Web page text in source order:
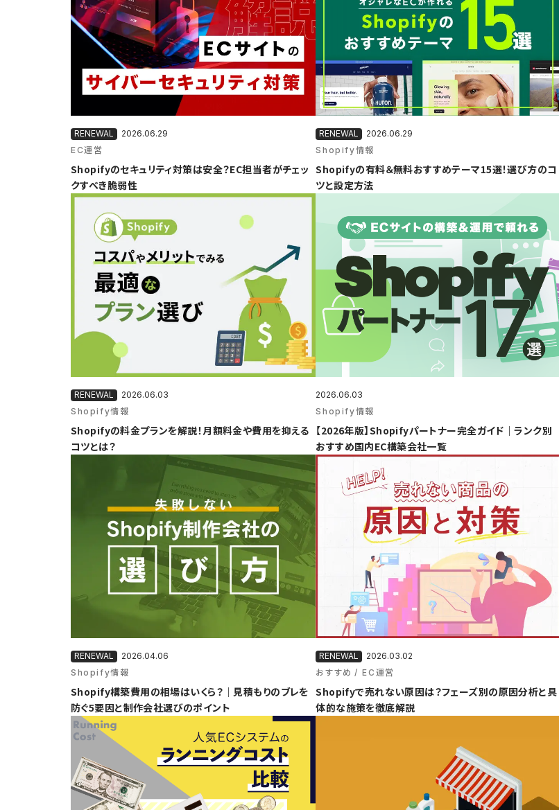
2026.06.29
EC運営
Shopifyのセキュリティ対策は安全？EC担当者がチェッ
クすべき脆弱性
2026.06.29
Shopify情報
Shopifyの有料＆無料おすすめテーマ15選！選び方のコ
ツと設定方法
2026.06.03
Shopify情報
Shopifyの料金プランを解説！月額料金や費用を抑える
コツとは？
2026.06.03
Shopify情報
【2026年版】Shopifyパートナー完全ガイド｜ランク別
おすすめ国内EC構築会社一覧
2026.04.06
Shopify情報
Shopify構築費用の相場はいくら？｜見積もりのブレを
防ぐ5要因と制作会社選びのポイント
2026.03.02
おすすめ
EC運営
Shopifyで売れない原因は？フェーズ別の原因分析と具
体的な施策を徹底解説